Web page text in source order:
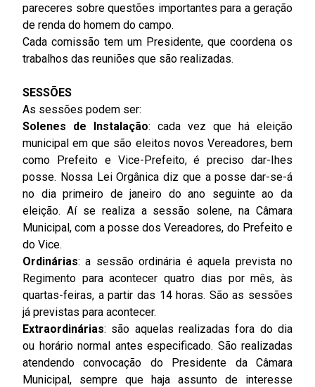
pareceres sobre questões importantes para a geração
de renda do homem do campo.
Cada comissão tem um Presidente, que coordena os
trabalhos das reuniões que são realizadas.
SESSÕES
As sessões podem ser:
Solenes de Instalação: cada vez que há eleição
municipal em que são eleitos novos Vereadores, bem
como Prefeito e Vice-Prefeito, é preciso dar-Ihes
posse. Nossa Lei Orgânica diz que a posse dar-se-á
no dia primeiro de janeiro do ano seguinte ao da
eleição. Aí se realiza a sessão solene, na Câmara
Municipal, com a posse dos Vereadores, do Prefeito e
do Vice.
Ordinárias: a sessão ordinária é aquela prevista no
Regimento para acontecer quatro dias por mês, às
quartas-feiras, a partir das 14 horas. São as sessões
já previstas para acontecer.
Extraordinárias: são aquelas realizadas fora do dia
ou horário normal antes especificado. São realizadas
atendendo convocação do Presidente da Câmara
Municipal, sempre que haja assunto de interesse